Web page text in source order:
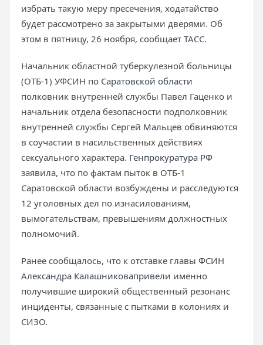
избрать такую меру пресечения, ходатайство
будет рассмотрено за закрытыми дверями. Об
этом в пятницу, 26 ноября, сообщает ТАСС.
Начальник областной туберкулезной больницы
(ОТБ-1) УФСИН по Саратовской области
полковник внутренней службы Павел Гаценко и
начальник отдела безопасности подполковник
внутренней службы Сергей Мальцев обвиняются
в соучастии в насильственных действиях
сексуального характера. Генпрокуратура РФ
заявила, что по фактам пыток в ОТБ-1
Саратовской области возбуждены и расследуются
12 уголовных дел по изнасилованиям,
вымогательствам, превышениям должностных
полномочий.
Ранее сообщалось, что к отставке главы ФСИН
Александра Калашниковапривели именно
получившие широкий общественный резонанс
инциденты, связанные с пытками в колониях и
СИЗО.